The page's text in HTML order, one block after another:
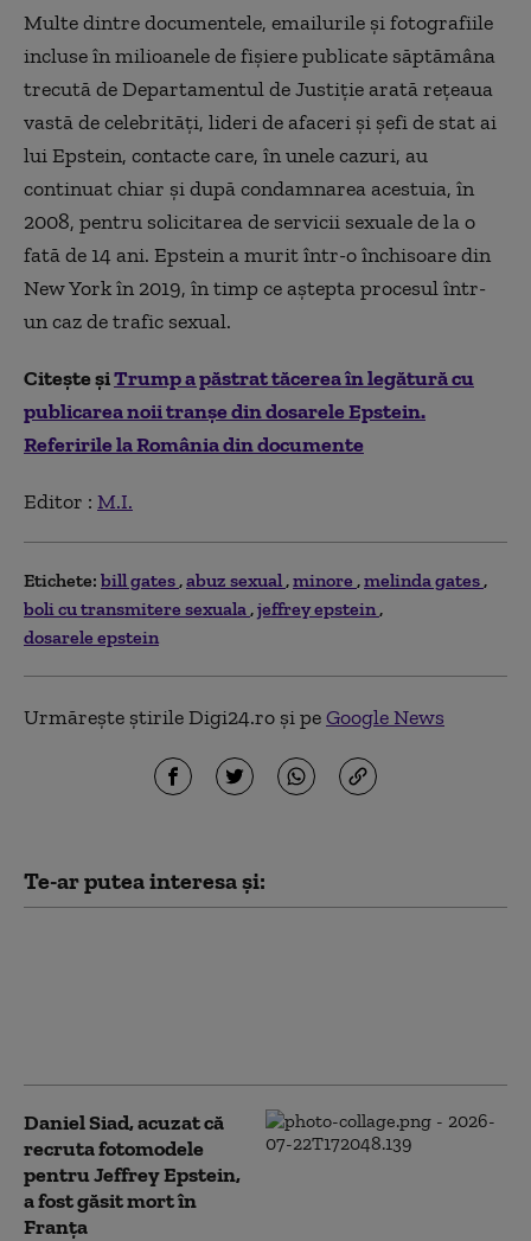
Multe dintre documentele, emailurile și fotografiile
incluse în milioanele de fișiere publicate săptămâna
trecută de Departamentul de Justiție arată rețeaua
vastă de celebrități, lideri de afaceri și șefi de stat ai
lui Epstein, contacte care, în unele cazuri, au
continuat chiar și după condamnarea acestuia, în
2008, pentru solicitarea de servicii sexuale de la o
fată de 14 ani. Epstein a murit într-o închisoare din
New York în 2019, în timp ce aștepta procesul într-
un caz de trafic sexual.
Citește șiTrump a păstrat tăcerea în legătură cu
publicarea noii tranșe din dosarele Epstein.
Referirile la România din documente
Editor : M.I.
Etichete: bill gates abuz sexual minore melinda gates
boli cu transmitere sexuala jeffrey epstein
dosarele epstein
Urmărește știrile Digi24.ro și peGoogle News
Te-ar putea interesa și:
Daniel Siad, acuzat că
recruta fotomodele
pentru Jeffrey Epstein,
a fost găsit mort în
Franţa